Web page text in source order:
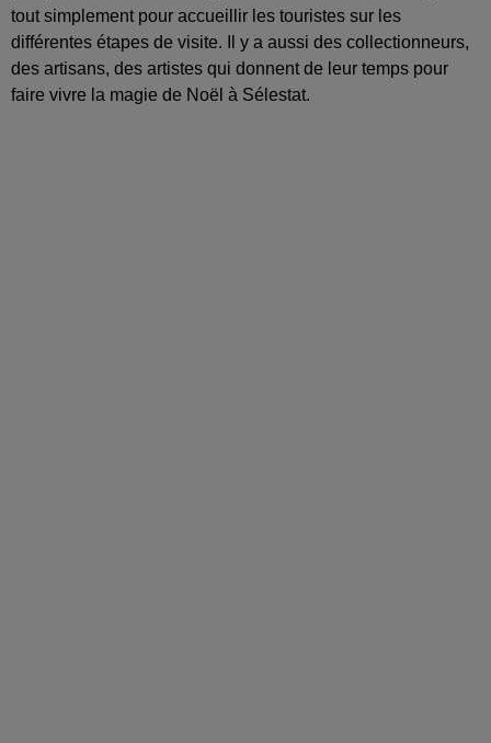
tout simplement pour accueillir les touristes sur les
différentes étapes de visite. Il y a aussi des collectionneurs,
des artisans, des artistes qui donnent de leur temps pour
faire vivre la magie de Noël à Sélestat.